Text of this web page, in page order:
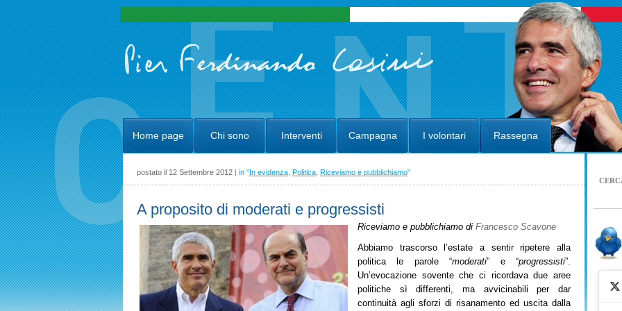
Home page Chi sono Interventi Campagna I volontari Rassegna
postato il 12 Settembre 2012 | in "In evidenza Politica Riceviamo e pubblichiamo"
A proposito di moderati e progressisti
Riceviamo e pubblichiamo di Francesco Scavone
Abbiamo trascorso l’estate a sentir ripetere alla
politica le parole “moderati” e “progressisti”.
Un’evocazione sovente che ci ricordava due aree
politiche sì differenti, ma avvicinabili per dar
continuità agli sforzi di risanamento ed uscita dalla